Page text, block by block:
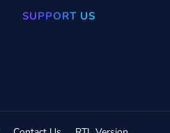
SUPPORT US